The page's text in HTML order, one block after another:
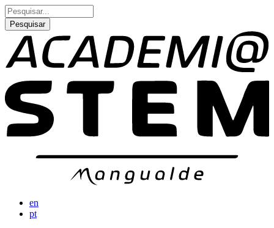
Passar
para
o
conteúdo
principal
Pesquisar
en
pt